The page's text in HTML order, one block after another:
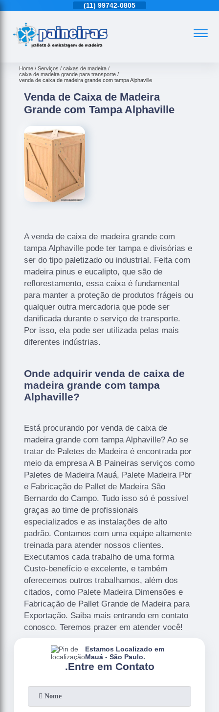
(11) 99742-0805
Home Serviços
caixas de madeira
caixa de madeira grande para transporte
venda de caixa de madeira grande com tampa Alphaville
Venda de Caixa de Madeira
Grande com Tampa Alphaville
A venda de caixa de madeira grande com
tampa Alphaville pode ter tampa e divisórias e
ser do tipo paletizado ou industrial. Feita com
madeira pinus e eucalipto, que são de
reflorestamento, essa caixa é fundamental
para manter a proteção de produtos frágeis ou
qualquer outra mercadoria que pode ser
danificada durante o serviço de transporte.
Por isso, ela pode ser utilizada pelas mais
diferentes indústrias.
Onde adquirir venda de caixa de
madeira grande com tampa
Alphaville?
Está procurando por venda de caixa de
madeira grande com tampa Alphaville? Ao se
tratar de Paletes de Madeira é encontrada por
meio da empresa A B Paineiras serviços como
Paletes de Madeira Mauá, Palete Madeira Pbr
e Fabricação de Pallet de Madeira São
Bernardo do Campo. Tudo isso só é possível
graças ao time de profissionais
especializados e as instalações de alto
padrão. Contamos com uma equipe altamente
treinada para atender nossos clientes.
Executamos cada trabalho de uma forma
Custo-benefício e excelente, e também
oferecemos outros trabalhamos, além dos
citados, como Palete Madeira Dimensões e
Fabricação de Pallet Grande de Madeira para
Exportação. Saiba mais entrando em contato
conosco. Teremos prazer em atender você!
.Entre em Contato
Estamos Localizado em
Mauá - São Paulo.